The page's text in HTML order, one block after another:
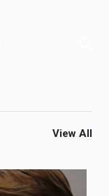
View All